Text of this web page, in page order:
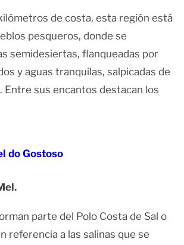
de costa, esta región está
pesqueros, donde se
semidesiertas, flanqueadas por
y aguas tranquilas, salpicadas de
Entre sus encantos destacan los
do Gostoso
parte del Polo Costa de Sal o
referencia a las salinas que se